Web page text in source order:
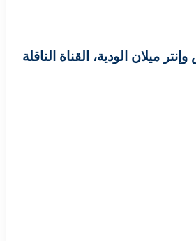
ميلان الودية، القناة الناقلة